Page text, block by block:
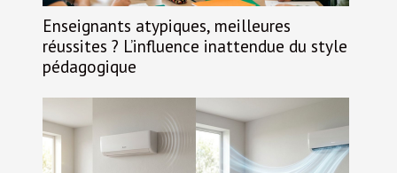
Enseignants atypiques, meilleures
réussites ? L’influence inattendue du style
pédagogique